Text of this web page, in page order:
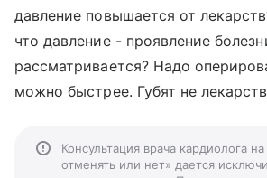
давление повышается от
что давление - проявление
рассматривается? Надо
можно быстрее. Губят не
Консультация врача кардиолога
отменять или нет» дается